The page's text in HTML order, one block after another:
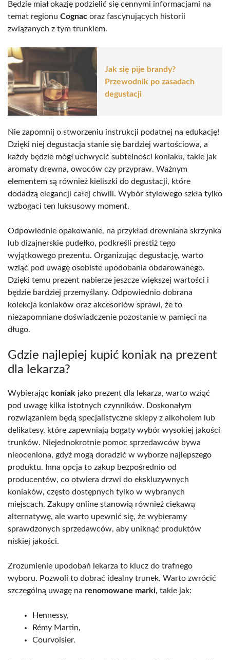
Będzie miał okazję podzielić się cennymi informacjami na
temat regionu Cognac oraz fascynujących historii
związanych z tym trunkiem.
Jak się pije brandy?
Przewodnik po zasadach
degustacji
Nie zapomnij o stworzeniu instrukcji podatnej na edukację!
Dzięki niej degustacja stanie się bardziej wartościowa, a
każdy będzie mógł uchwycić subtelności koniaku, takie jak
aromaty drewna, owoców czy przypraw. Ważnym
elementem są również kieliszki do degustacji, które
dodadzą elegancji całej chwili. Wybór stylowego szkła tylko
wzbogaci ten luksusowy moment.
Odpowiednie opakowanie, na przykład drewniana skrzynka
lub dizajnerskie pudełko, podkreśli prestiż tego
wyjątkowego prezentu. Organizując degustację, warto
wziąć pod uwagę osobiste upodobania obdarowanego.
Dzięki temu prezent nabierze jeszcze większej wartości i
będzie bardziej przemyślany. Odpowiednio dobrana
kolekcja koniaków oraz akcesoriów sprawi, że to
niezapomniane doświadczenie pozostanie w pamięci na
długo.
Gdzie najlepiej kupić koniak na prezent
dla lekarza?
Wybierając koniak jako prezent dla lekarza, warto wziąć
pod uwagę kilka istotnych czynników. Doskonałym
rozwiązaniem będą specjalistyczne sklepy z alkoholem lub
delikatesy, które zapewniają bogaty wybór wysokiej jakości
trunków. Niejednokrotnie pomoc sprzedawców bywa
nieoceniona, gdyż mogą doradzić w wyborze najlepszego
produktu. Inna opcja to zakup bezpośrednio od
producentów, co otwiera drzwi do ekskluzywnych
koniaków, często dostępnych tylko w wybranych
miejscach. Zakupy online stanowią również ciekawą
alternatywę, ale warto upewnić się, że wybieramy
sprawdzonych sprzedawców, aby uniknąć produktów
niskiej jakości.
Zrozumienie upodobań lekarza to klucz do trafnego
wyboru. Pozwoli to dobrać idealny trunek. Warto zwrócić
szczególną uwagę na renomowane marki, takie jak:
Hennessy,
Rémy Martin,
Courvoisier.